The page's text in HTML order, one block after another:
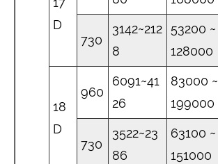
D
730
3142~212
8
53200 ~
128000
18
D
960
6091~41
26
83000 ~
199000
730
3522~23
86
63100 ~
151000